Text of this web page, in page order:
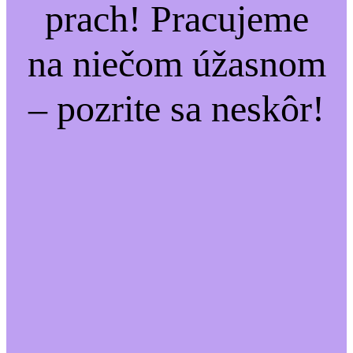
prach! Pracujeme
na niečom úžasnom
– pozrite sa neskôr!